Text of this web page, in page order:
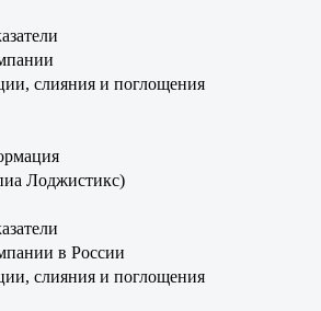
слияния и поглощения
Лоджистикс)
в России
слияния и поглощения